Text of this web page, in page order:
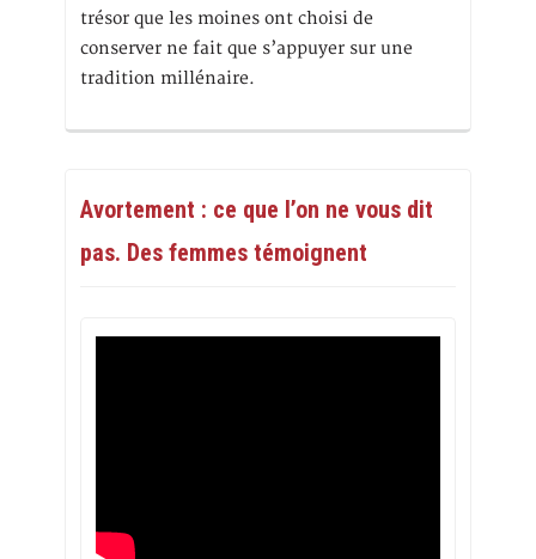
trésor que les moines ont choisi de
conserver ne fait que s’appuyer sur une
tradition millénaire.
Avortement : ce que l’on ne vous dit
pas. Des femmes témoignent